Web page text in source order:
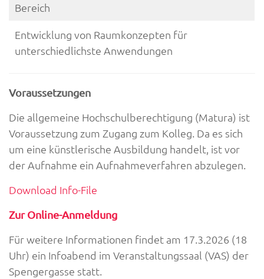
Bereich
Entwicklung von Raumkonzepten für
unterschiedlichste Anwendungen
Voraussetzungen
Die allgemeine Hochschulberechtigung (Matura) ist
Voraussetzung zum Zugang zum Kolleg. Da es sich
um eine künstlerische Ausbildung handelt, ist vor
der Aufnahme ein Aufnahmeverfahren abzulegen.
Download Info-File
Zur Online-Anmeldung
Für weitere Informationen findet am 17.3.2026 (18
Uhr) ein Infoabend im Veranstaltungssaal (VAS) der
Spengergasse statt.